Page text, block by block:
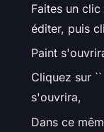
Faites un
éditer, puis
Paint
Cliquez sur
s'ouvrira,
Dans ce